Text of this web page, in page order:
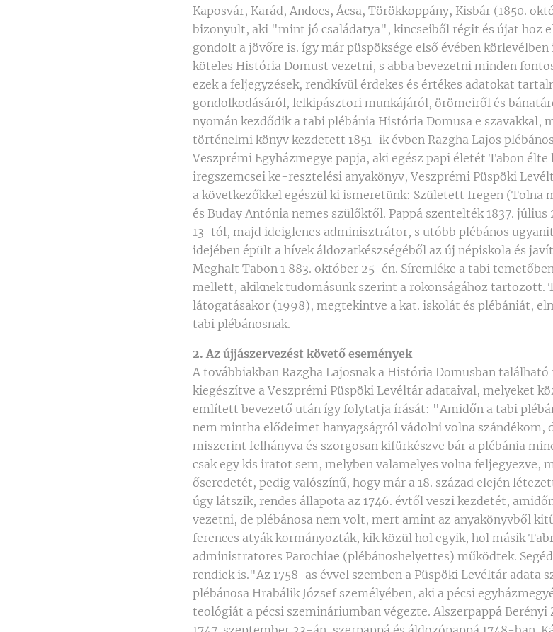
Kaposvár, Karád, Andocs, Ácsa, Törökkoppány, Kisbár (1850.
bizonyult, aki "mint jó családatya", kincseiből régit és újat hoz
gondolt a jövőre is. így már püspöksége első évében
köteles História Domust vezetni, s abba bevezetni minden
ezek a feljegyzések, rendkívül érdekes és értékes adatokat
gondolkodásáról, lelkipásztori munkájáról, örömeiről és
nyomán kezdődik a tabi plébánia História Domusa e szavakkal,
történelmi könyv kezdetett 1851-ik évben Razgha Lajos
Veszprémi Egyházmegye papja, aki egész papi életét Tabon
iregszemcsei ke-resztelési anyakönyv, Veszprémi Püspöki
a következőkkel egészül ki ismeretünk: Született Iregen (Tolna
és Buday Antónia nemes szülőktől. Pappá szentelték 1837.
13-tól, majd ideiglenes adminisztrátor, s utóbb plébános
idejében épült a hívek áldozatkészségéből az új népiskola és
Meghalt Tabon 1 883. október 25-én. Síremléke a tabi
mellett, akiknek tudomásunk szerint a rokonságához tartozott.
látogatásakor (1998), megtekintve a kat. iskolát és plébániát,
tabi plébánosnak.
2. Az újjászervezést követő események
A továbbiakban Razgha Lajosnak a História Domusban található feljegyzéseit adom közre, kiegészítve a Veszprémi Püspöki Levéltár adataival, melyeket közben sikerült megszerezni.A már említett bevezető után így folytatja írását: "Amidőn a tabi plébánia történetének leírásához fogok, nem mintha elődeimet hanyagságról vádolni volna szándékom, de kénytelen vagyok megval-lani, miszerint felhányva és szorgosan kifürkészve bár a plébánia minden iratát és könyveit, nem találtam csak egy kis iratot sem, melyben valamelyes volna feljegyezve, miből kivenni lehetne ezen plébánia őseredetét, pedig valószínű, hogy már a 18. század elején létezett, csakhogy rendetlen állapotban; úgy látszik, rendes állapota az 1746. évtől veszi kezdetét, amidőn rendes anyakönyvet kezdett vezetni, de plébánosa nem volt, mert amint az anyakönyvből kitűnik, egész 1758-ig az andocsi ferences atyák kormányozták, kik közül hol egyik, hol másik Tabra jővén, hosszabb ideig mint administratores Parochiae (plébánoshelyettes) működtek. Segédkezet nyújtva nekik a Szent Benedek rendiek is."Az 1758-as évvel szemben a Püspöki Levéltár adata szerint már 1752-ben volt Tabnak plébánosa Hrabálik József személyében, aki a pécsi egyházmegyéből jött és remete életet élt. A teológiát a pécsi szemináriumban végezte. Alszerpappá Berényi Zsigmond pécsi püspök szentelte 1747. szeptember 23-án, szerpappá és áldozópappá 1748-ban. Káplán Mecsekjánosin, Mágocson, Magyarszéken 1749-51-ig. A veszprémi egyházmegyében Zalaegerszegen 1752-től káplán, Tabon pedig mint plébánost 1752. május 3-án iktatták be. 1755-ig volt Tabon. 1760. december 22-én Veszprémben, 40 éves korában halt meg. Közben valószínű ismét ferencesek látták el Tabot, mert a következő plébános 1758. május 21-én jött, akit Balázsi Andrásnak hívtak. A plébániát 1779-ig vezette. Őt követte Oláh István. Javadalmáról "ex certo incidente casu" lemondott 1787. október 23-án és mint kisegítő működött Kapolyon. Őt követte Frivaldszky Ferenc, akit 1792-ben megfosztottak a plébániától és átment a pécsi egyházmegyébe. Utóda Kapitár István 1792. február 25-től, de 1801-ben lemondott a plébániáról. Bajzáth József püspök kinevezte a veszprémi szeminárium lelki igazgatójává, de állását csak a püspök halála után foglalta el, 1802-ben. Meghalt 1811. április 8-án, 73 éves korban. A halálozási anyakönyv feljegyzése szerint "Vir doctus, pius et gravis" !tudós és buzgó férfi, de nehéz természet). Helyére Lendvay Ferencet nevezték ki, de már 1 805-ben Szálai Ferenc volt a tabi plébános, akinek 1812-ben Dants József lett az utóda.Erről az évről így számol be Razgha Lajos: "Dants József oldala mellé lelkésznek, mint újonnan felszentelt pap 1837-ik év szeptem-Der hó 14-én küldettem s ugyanazon hó végével rendelt helyemre, fabra megjöttem. Hol is 10 évig és egy hónapig káplánkodván, Ő méltósága gróf Zichy Domonkos megyéspüspök úr által 1847 évben Dants József ugyanezen év október 30-án történt halála következtésen elsőben mint plébánoshelyettes, utóbb mint plébános kineveztet-:em. Dants József 35 évig viselte a plébánia terhét s szerény indulatnál fogva kormányozta azt. Ő alatta 1815-ben történt Visitatio Canonica (főesperesi hivatalvizsgálat).Méltóságos Kurbély György megyéspüspök által, mely alkalommal meghatároztattak a plébános és hívek kötelességei. A plébánia lövedelme összeszámláltattatott, s világosan kimutattatott, hogy a tabi plébánia a megyéspüspök szabad adományozása alá tartozik, senki sem gyakorolván a kegyúri jogot. Kiterjedésre elég nagy, miután az anyaegyházon kívül magában foglalja Torvaj és Zala fiók egyházakat templommal ellátva, az első Péter-Pál apostolok, a másik Mária Magdolna tiszteletére szentelve. Ezeken kívül Megyer, Bábony falvak, Ugaj, Lulla, Szöllős és Csaba pusztát. Népessége a legújabb asszeszámítás szerint 1521 lelket számlál, kik keverve vannak Ágostai, Helvét vallásúakkal és Zsidókkal, eredetükre nézve többnyire tótok, de már jobbára magyarosodtak, úgy hogy az Isten szolgálat csak magyar nyelven tartatik."Beszámol az új tabi temető létesítéséről is: "El sem mulaszthatom feljegyezni, hogy a jelenlegi új temető, mely néhai Gotthárd István uraság pajtája mögött áll a Szöllősbe vezető út mentén, 1846. november 8-án, Pünkösd után 23. vasárnap Dants József plébános alatt Odor László karádi plébános és esperes által szenteltetett fel, amidőn csekélységem, mint helybeli káplán volt hivatott prédikálni éspedig arról, hogy miért szenteltetnek fel a temetők nálunk, katolikusoknál."Szépen emlékezik meg az új püspökről, Ranolder Jánosról: "Az 1848-49-i forradalom után Méltóságos Zichy Domonkos úr leköszönvén püspökségéről, közörömünkre Méltóságos Ranolder János úr lett veszprémi püspöknek kinevezve, ki is apostoli buzgóságánál fogva alig, hogy elfoglalá püspöki székét, azonnal a megye látogatásával kezdé meg apostoli munkáját, s Tab is szerencsés volt kedves főpásztorát kebelébe fogadni. Az 1851-ik évi május 6-án fenséges nap volt ez Tabra nézve, mert a hívek lelki örömét hozó a kedves fő-pásztor amidőn nemcsak, hogy 762-nek adva fel a bérmálás szentségét, azokat Isten bajnokaivá kente, nem csak kenetteljes szavait hallata híveivel a templomban, de mint jó pásztor egyenként is szólítgatá híveit, meghíván különösen az atyákat és anyákat a plébánia lakba s ott egyenként és mindnyáját oktatá keresztényi polgári és szülői kötelességeikre. Nem hagyá látatlanul az oskolát, mert hiszen legkedvesebb élvezete magát a kisdedek körében találni, azokat oktatni, s velük atyai kegyeletét éreztetni."Végezvén a plébánia házban atyai látogatását, megvizitálván az összeroskadáshoz már közel álló plébánia épületet, s annak felépítését kegyesen megígérvén, 1853. évben ígéretét teljesíté is, mert ugyanazon év tavaszán 1000 forintot a megye tárából a ház építésére kiutalni, utóbb pedig a fent írt összeget még 200 váltóforinttal megtoldani kegyeskedett, de a ház tökéletes bevégzésére még ez sem lévén elég, még 300 forintot a megye tárából kiutalni rendelt, s így a pusztulásnak indult tabi plébánia ház felépült 1855-ik év nyarán úgy, hogy szeptember elején elfoglalhatám.Hogy ily soká épült, t. i. 2 és fél évig, a mesteremberek, különösen a kőműves hanyagsága, majd pedig pénzhiány is volt az oka, mert ha azon 1500 pengő forint egyszerre kiadaték, sokkal hamarább elkészül. Azonban a fent említett összeget még toldani kellett, mégpedig a magaméból néhány száz pengő forinttal, hogy ily tökéletességre jöhessen, milyenben jelenleg áll. Most került sor a templom és torony tetejének a megcsinálására. A nép szegény, a költség sok, tehát mit csináljunk: Felszólítottam a Tekintetes uraságokat és nem csalódtam, mert Gotthárd Istvánná 140 pengőforintot adott, gr. Hadikné 50 és Spissich Ignácné 50 forintot, özv. Gussitsné és leánya báró Seckendorfné amint az iskolára semmit, úgy a templomra sem adott. Ekkor egybehivatván a nép, azt határoztuk, hogy minden pár, légyen telke vagy sem, évenként fizet 2 forintot. Tehát az 1855 évi március hóban meghirdetett gyűjtés eredményeként tavasz végén belekaptunk a munkába. A torony új lett, a templom északi része újra